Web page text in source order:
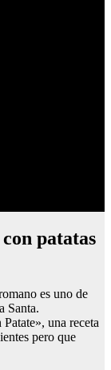
patatas
es uno de
Santa.
una receta
pero que